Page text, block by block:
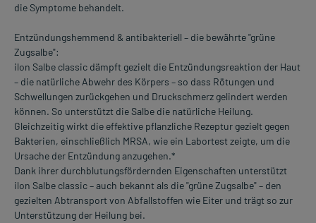
die Symptome behandelt.
Entzündungshemmend & antibakteriell – die bewährte "grüne
Zugsalbe":
ilon Salbe classic dämpft gezielt die Entzündungsreaktion der Haut
– die natürliche Abwehr des Körpers – so dass Rötungen und
Schwellungen zurückgehen und Druckschmerz gelindert werden
können. So unterstützt die Salbe die natürliche Heilung.
Gleichzeitig wirkt die effektive pflanzliche Rezeptur gezielt gegen
Bakterien, einschließlich MRSA, wie ein Labortest zeigte, um die
Ursache der Entzündung anzugehen.*
Dank ihrer durchblutungsfördernden Eigenschaften unterstützt
ilon Salbe classic – auch bekannt als die "grüne Zugsalbe" – den
gezielten Abtransport von Abfallstoffen wie Eiter und trägt so zur
Unterstützung der Heilung bei.